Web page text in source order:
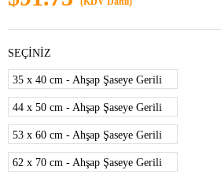
SEÇİNİZ
35 x 40 cm - Ahşap Şaseye Gerili
44 x 50 cm - Ahşap Şaseye Gerili
53 x 60 cm - Ahşap Şaseye Gerili
62 x 70 cm - Ahşap Şaseye Gerili